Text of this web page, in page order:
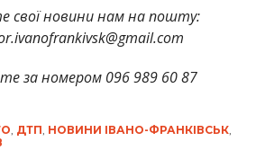
свої новини нам на пошту:
за номером 096 989 60 87
, ДТП, НОВИНИ ІВАНО-ФРАНКІВСЬК,